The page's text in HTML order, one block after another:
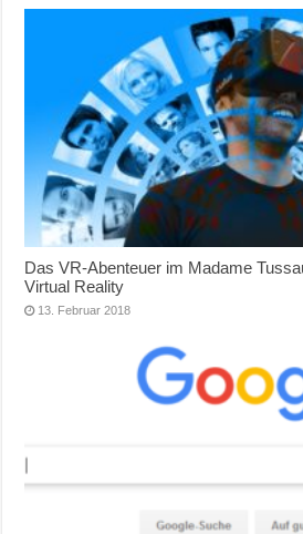
Das VR-Abenteuer im Madame
Virtual Reality
13. Februar 2018